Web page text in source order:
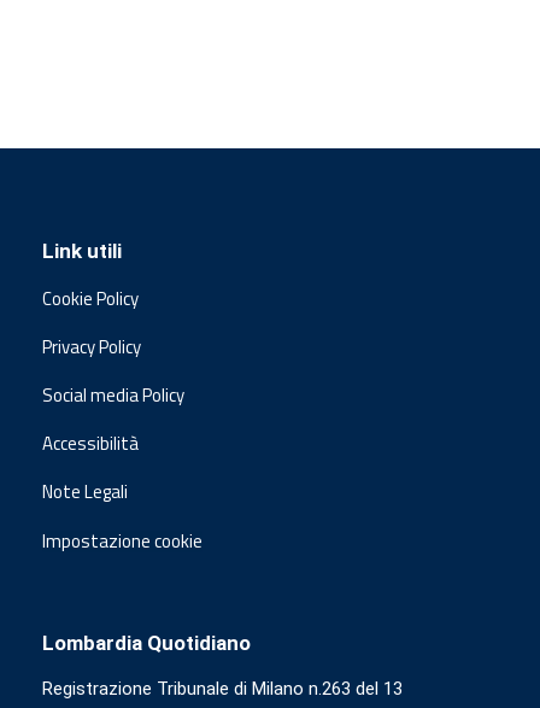
Link utili
Cookie Policy
Privacy Policy
Social media Policy
Accessibilità
Note Legali
Impostazione cookie
Lombardia Quotidiano
Registrazione Tribunale di Milano n.263 del 13